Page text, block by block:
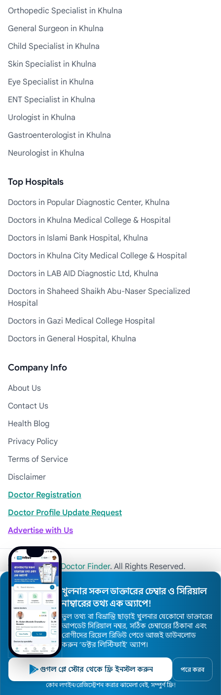
Orthopedic Specialist in Khulna
General Surgeon in Khulna
Child Specialist in Khulna
Skin Specialist in Khulna
Eye Specialist in Khulna
ENT Specialist in Khulna
Urologist in Khulna
Gastroenterologist in Khulna
Neurologist in Khulna
Top Hospitals
Doctors in Popular Diagnostic Center, Khulna
Doctors in Khulna Medical College & Hospital
Doctors in Islami Bank Hospital, Khulna
Doctors in Khulna City Medical College & Hospital
Doctors in LAB AID Diagnostic Ltd, Khulna
Doctors in Shaheed Shaikh Abu-Naser Specialized
Hospital
Doctors in Gazi Medical College Hospital
Doctors in General Hospital, Khulna
Company Info
About Us
Contact Us
Health Blog
Privacy Policy
Terms of Service
Disclaimer
Doctor Registration
Doctor Profile Update Request
Advertise with Us
© 2026Khulna Doctor Finder. All Rights Reserved.
খুলনার সকল ডাক্তারের চেম্বার ও সিরিয়াল
নাম্বারের তথ্য এক অ্যাপে!
ভুল তথ্য বা বিভ্রান্তি ছাড়াই খুলনার যেকোনো ডাক্তারের
আপডেট সিরিয়াল নম্বর, সঠিক চেম্বারের ঠিকানা এবং
রোগীদের রিয়েল রিভিউ পেতে আজই ডাউনলোড
করুন ’ডক্টর লিস্টিফাই’ অ্যাপ।
গুগল প্লে স্টোর থেকে ফ্রি ইনস্টল করুন পরে করব
কোন লগইন/রেজিস্ট্রেশন করার ঝামেলা নেই, সম্পুর্ণ ফ্রি!